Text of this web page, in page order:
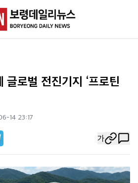
로벌 전진기지 ‘프로틴
14 23:17
가